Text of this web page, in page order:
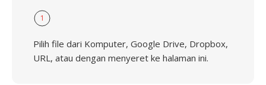
1
Pilih file dari Komputer, Google Drive, Dropbox,
URL, atau dengan menyeret ke halaman ini.